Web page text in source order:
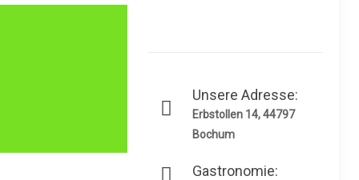
Unsere Adresse:
Erbstollen 14, 44797
Bochum
Gastronomie: